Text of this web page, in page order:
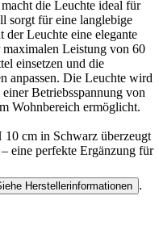
die Leuchte ideal für
sorgt für eine langlebige
der Leuchte eine elegante
Leistung von 60
einsetzen und die
anpassen. Die Leuchte wird
Betriebsspannung von
Wohnbereich ermöglicht.
cm in Schwarz überzeugt
eine perfekte Ergänzung für
Herstellerinformationen .